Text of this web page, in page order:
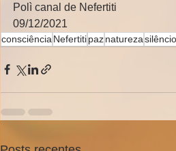
Polì canal de Nefertiti
09/12/2021
consciência Nefertitipaznaturezasilêncio